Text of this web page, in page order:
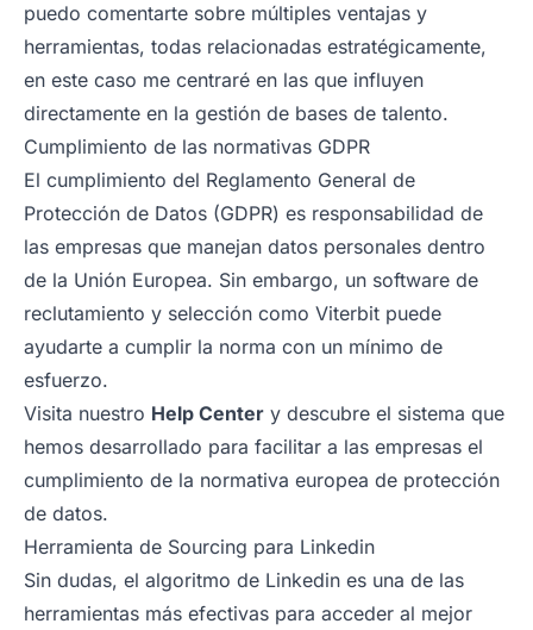
puedo comentarte sobre múltiples ventajas y
herramientas, todas relacionadas estratégicamente,
en este caso me centraré en las que influyen
directamente en la gestión de bases de talento.
Cumplimiento de las normativas GDPR
El cumplimiento del Reglamento General de
Protección de Datos (GDPR) es responsabilidad de
las empresas que manejan datos personales dentro
de la Unión Europea. Sin embargo, un software de
reclutamiento y selección como Viterbit puede
ayudarte a cumplir la norma con un mínimo de
esfuerzo.
Visita nuestro Help Center y descubre el sistema que
hemos desarrollado para facilitar a las empresas el
cumplimiento de la normativa europea de protección
de datos.
Herramienta de Sourcing para Linkedin
Sin dudas, el algoritmo de Linkedin es una de las
herramientas más efectivas para acceder al mejor